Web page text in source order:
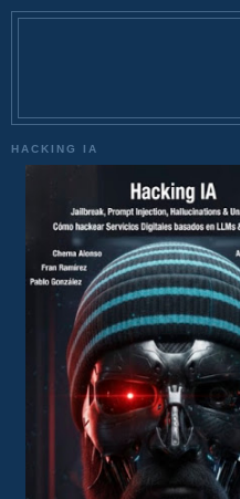
HACKING IA